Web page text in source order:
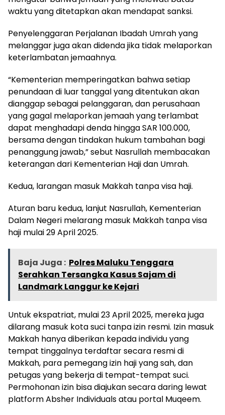
waktu yang ditetapkan akan mendapat sanksi.
Penyelenggaran Perjalanan Ibadah Umrah yang
melanggar juga akan didenda jika tidak melaporkan
keterlambatan jemaahnya.
“Kementerian memperingatkan bahwa setiap
penundaan di luar tanggal yang ditentukan akan
dianggap sebagai pelanggaran, dan perusahaan
yang gagal melaporkan jemaah yang terlambat
dapat menghadapi denda hingga SAR 100.000,
bersama dengan tindakan hukum tambahan bagi
penanggung jawab,” sebut Nasrullah membacakan
keterangan dari Kementerian Haji dan Umrah.
Kedua, larangan masuk Makkah tanpa visa haji.
Aturan baru kedua, lanjut Nasrullah, Kementerian
Dalam Negeri melarang masuk Makkah tanpa visa
haji mulai 29 April 2025.
Baja Juga : Polres Maluku Tenggara
Serahkan Tersangka Kasus Sajam di
Landmark Langgur ke Kejari
Untuk ekspatriat, mulai 23 April 2025, mereka juga
dilarang masuk kota suci tanpa izin resmi. Izin masuk
Makkah hanya diberikan kepada individu yang
tempat tinggalnya terdaftar secara resmi di
Makkah, para pemegang izin haji yang sah, dan
petugas yang bekerja di tempat-tempat suci.
Permohonan izin bisa diajukan secara daring lewat
platform Absher Individuals atau portal Muqeem.